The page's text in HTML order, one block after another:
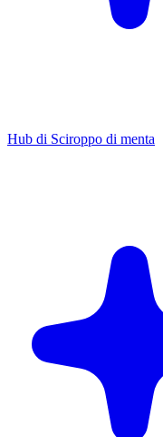
Hub di Sciroppo di menta